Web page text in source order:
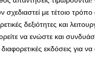
σχεδιαστεί με τέτοιο
δεξιότητες και
να ενώστε και
εκδόσεις για να